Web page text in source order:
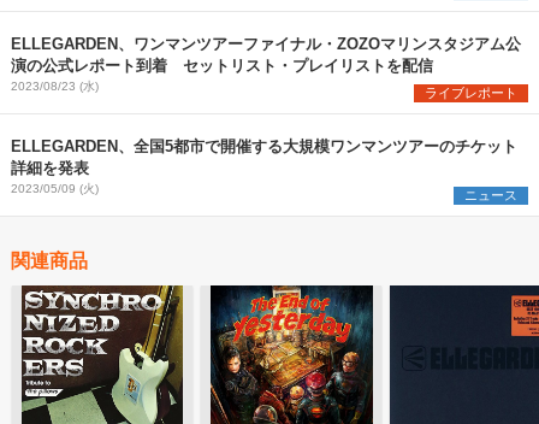
ELLEGARDEN、ワンマンツアーファイナル・ZOZOマリンスタジアム公
演の公式レポート到着 セットリスト・プレイリストを配信
2023/08/23 (水) ライブレポート
ELLEGARDEN、全国5都市で開催する大規模ワンマンツアーのチケット
詳細を発表
2023/05/09 (火) ニュース
関連商品